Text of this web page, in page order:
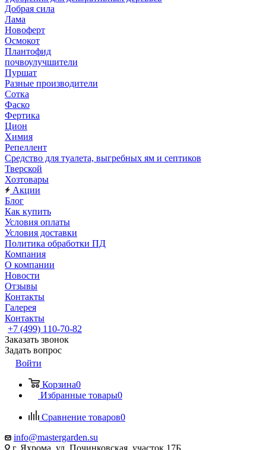
Добрая сила
Лама
Новоферт
Осмокот
Плантофид
почвоулучшители
Пуршат
Разные производители
Сотка
Фаско
Фертика
Цион
Химия
Репеллент
Средство для туалета, выгребных ям и септиков
Тверской
Хозтовары
Акции
Блог
Как купить
Условия оплаты
Условия доставки
Политика обработки ПД
Компания
О компании
Новости
Отзывы
Контакты
Галерея
Контакты
+7 (499) 110-70-82
Заказать звонок
Задать вопрос
Войти
Корзина0
Избранные товары0
Сравнение товаров0
info@mastergarden.su